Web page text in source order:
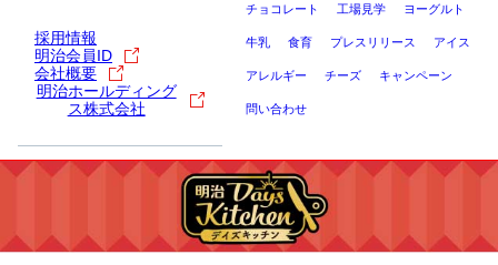
採用情報
明治会員ID
会社概要
明治ホールディング
ス株式会社
チョコレート 工場見学 ヨーグルト
牛乳 食育 プレスリリース アイス
アレルギー チーズ キャンペーン
問い合わせ